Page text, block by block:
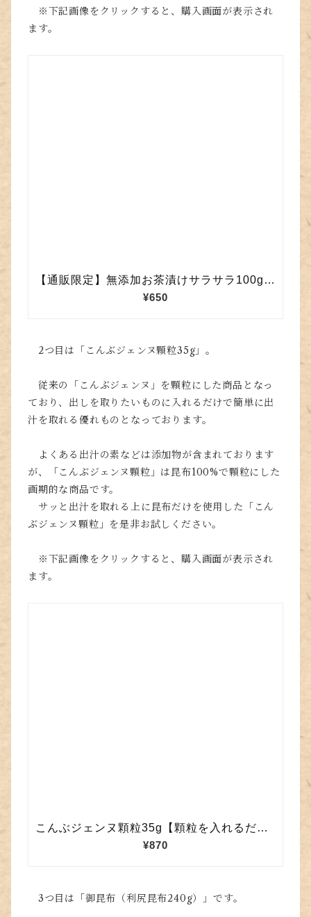
※下記画像をクリックすると、購入画面が表示され
ます。
2つ目は「こんぶジェンヌ顆粒35g」。
従来の「こんぶジェンヌ」を顆粒にした商品となっ
ており、出しを取りたいものに入れるだけで簡単に出
汁を取れる優れものとなっております。
よくある出汁の素などは添加物が含まれております
が、「こんぶジェンヌ顆粒」は昆布100%で顆粒にした
画期的な商品です。
サッと出汁を取れる上に昆布だけを使用した「こん
ぶジェンヌ顆粒」を是非お試しください。
※下記画像をクリックすると、購入画面が表示され
ます。
3つ目は「御昆布（利尻昆布240g）」です。